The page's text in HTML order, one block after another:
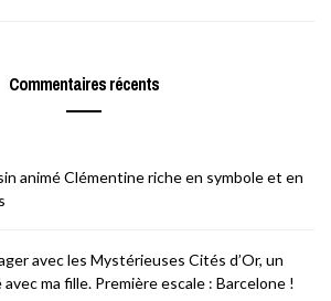
Commentaires récents
animé Clémentine riche en symbole et en
avec les Mystérieuses Cités d’Or, un
ma fille. Première escale : Barcelone !